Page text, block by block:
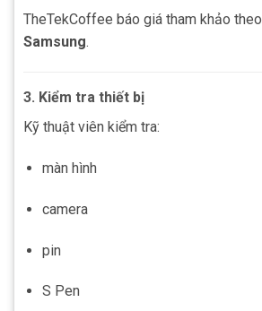
TheTekCoffee báo giá tham khảo theo
Samsung.
3. Kiểm tra thiết bị
Kỹ thuật viên kiểm tra:
màn hình
camera
pin
S Pen